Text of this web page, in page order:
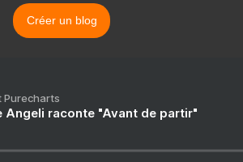
Créer un blog
Purecharts
Angeli raconte "Avant de partir"